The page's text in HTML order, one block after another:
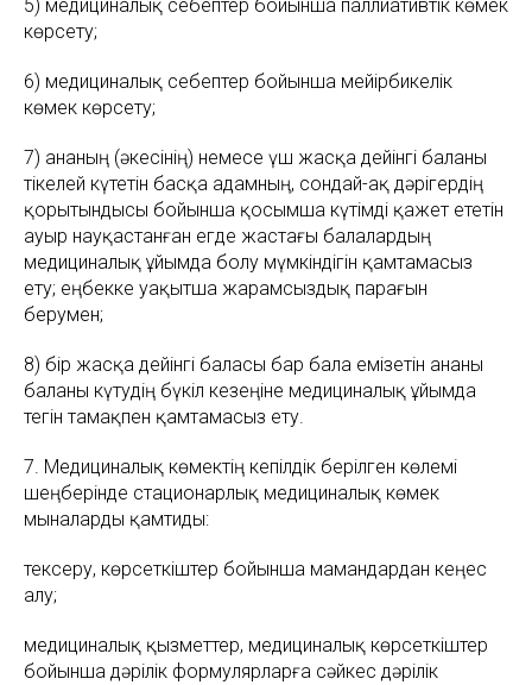
5) медициналық себептер бойынша паллиативтік көмек
көрсету;
6) медициналық себептер бойынша мейірбикелік
көмек көрсету;
7) ананың (әкесінің) немесе үш жасқа дейінгі баланы
тікелей күтетін басқа адамның, сондай-ақ дәрігердің
қорытындысы бойынша қосымша күтімді қажет ететін
ауыр науқастанған егде жастағы балалардың
медициналық ұйымда болу мүмкіндігін қамтамасыз
ету; еңбекке уақытша жарамсыздық парағын
берумен;
8) бір жасқа дейінгі баласы бар бала емізетін ананы
баланы күтудің бүкіл кезеңіне медициналық ұйымда
тегін тамақпен қамтамасыз ету.
7. Медициналық көмектің кепілдік берілген көлемі
шеңберінде стационарлық медициналық көмек
мыналарды қамтиды:
тексеру, көрсеткіштер бойынша мамандардан кеңес
алу;
медициналық қызметтер, медициналық көрсеткіштер
бойынша дәрілік формулярларға сәйкес дәрілік